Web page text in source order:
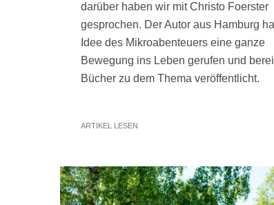
darüber haben wir mit Christo Foerster
gesprochen. Der Autor aus Hamburg
Idee des Mikroabenteuers eine ganze
Bewegung ins Leben gerufen und
Bücher zu dem Thema veröffentlicht.
ARTIKEL LESEN